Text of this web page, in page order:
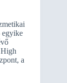
egyike
a